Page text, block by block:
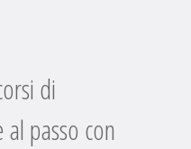
di
passo con